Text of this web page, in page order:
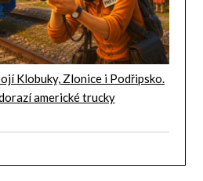
Klobuky, Zlonice i Podřipsko.
americké trucky